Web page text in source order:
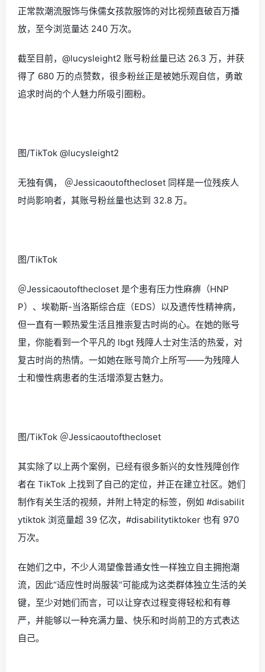
正常款潮流服饰与侏儒女孩款服饰的对比视频直破百万播
放，至今浏览量达 240 万次。
截至目前，@lucysleight2 账号粉丝量已达 26.3 万，并获
得了 680 万的点赞数，很多粉丝正是被她乐观自信，勇敢
追求时尚的个人魅力所吸引圈粉。
图/TikTok @lucysleight2
无独有偶， ＠Jessicaoutofthecloset 同样是一位残疾人
时尚影响者，其账号粉丝量也达到 32.8 万。
图/TikTok
＠Jessicaoutofthecloset 是个患有压力性麻痹（HNP
P）、埃勒斯-当洛斯综合症（EDS）以及遗传性精神病，
但一直有一颗热爱生活且推崇复古时尚的心。在她的账号
里，你能看到一个平凡的 lbgt 残障人士对生活的热爱，对
复古时尚的热情。一如她在账号简介上所写——为残障人
士和慢性病患者的生活增添复古魅力。
图/TikTok ＠Jessicaoutofthecloset
其实除了以上两个案例，已经有很多新兴的女性残障创作
者在 TikTok 上找到了自己的定位，并正在建立社区。她们
制作有关生活的视频，并附上特定的标签，例如 #disabilit
ytiktok 浏览量超 39 亿次，#disabilitytiktoker 也有 970
万次。
在她们之中，不少人渴望像普通女性一样独立自主拥抱潮
流，因此“适应性时尚服装”可能成为这类群体独立生活的关
键，至少对她们而言，可以让穿衣过程变得轻松和有尊
严，并能够以一种充满力量、快乐和时尚前卫的方式表达
自己。